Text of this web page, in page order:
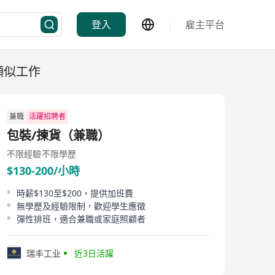
登入 雇主平台
似工作
兼職 活躍招聘者
包裝/揀貨（兼職）
不限經驗不限學歷
$130-200/小時
時薪$130至$200，提供加班費
無學歷及經驗限制，歡迎學生應徵
彈性排班，適合兼職或家庭照顧者
瑞丰工业 近3日活躍